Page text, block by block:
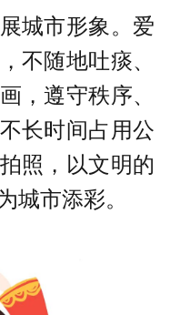
城市形象。爱
不随地吐痰、
，遵守秩序、
长时间占用公
照，以文明的
城市添彩。